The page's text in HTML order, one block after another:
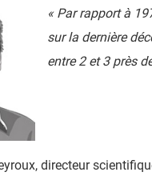
« Par rapport à
sur la dernière
entre 2 et 3 près
directeur